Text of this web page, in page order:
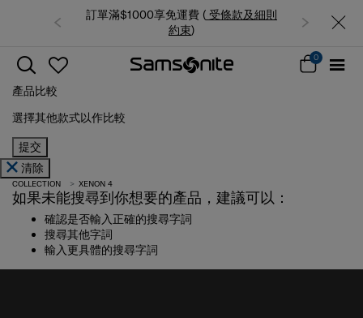
訂單滿$1000享免運費 ( 受條款及細則
約束)
0
產品比較
選擇其他款式以作比較
提交
清除
COLLECTION XENON 4
如果未能搜尋到你想要的產品，建議可以：
確認是否輸入正確的搜尋字詞
搜尋其他字詞
輸入更具體的搜尋字詞